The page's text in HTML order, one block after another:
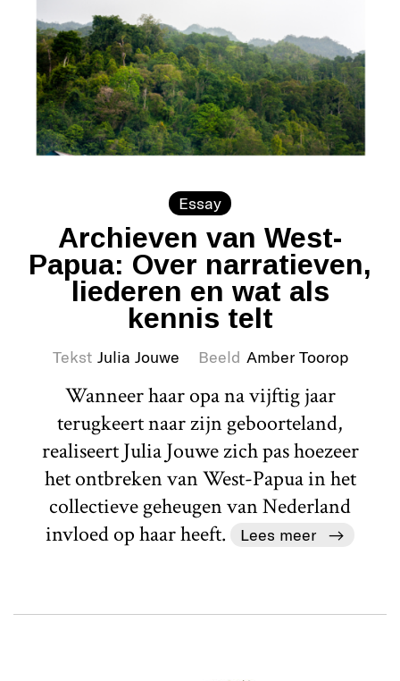
Essay
Archieven van West-
Papua: Over narratieven,
liederen en wat als
kennis telt
Tekst Julia Jouwe Beeld Amber Toorop
Wanneer haar opa na vijftig jaar
terugkeert naar zijn geboorteland,
realiseert Julia Jouwe zich pas hoezeer
het ontbreken van West-Papua in het
collectieve geheugen van Nederland
invloed op haar heeft.
Lees meer